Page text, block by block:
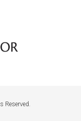
Reserved.